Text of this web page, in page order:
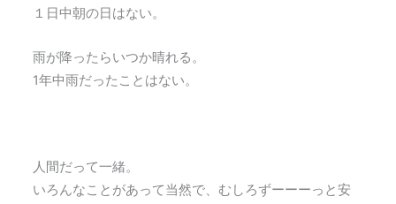
１日中朝の日はない。
雨が降ったらいつか晴れる。
1年中雨だったことはない。
人間だって一緒。
いろんなことがあって当然で、むしろずーーーっと安